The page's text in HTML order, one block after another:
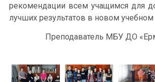
рекомендации всем учащимся для
лучших результатов в новом учебном
Преподаватель МБУ ДО